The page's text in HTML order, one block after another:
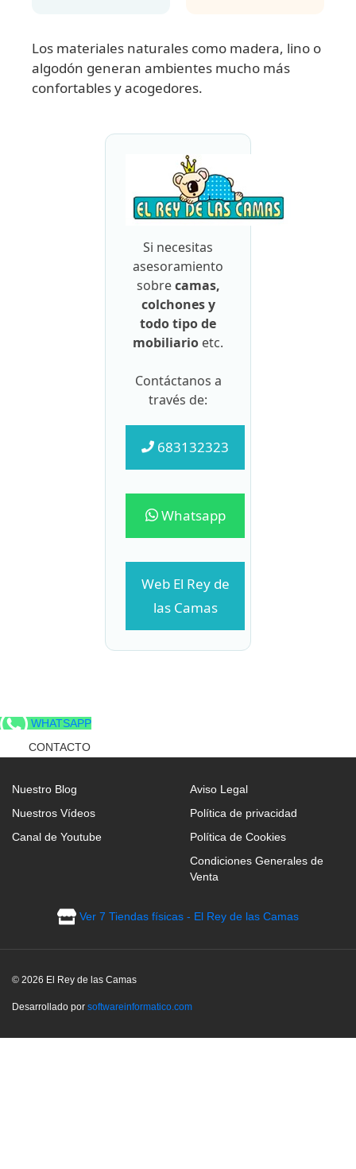
Los materiales naturales como madera, lino o
algodón generan ambientes mucho más
confortables y acogedores.
Si necesitas
asesoramiento
sobrecamas,
colchones y
todo tipo de
mobiliario etc.
Contáctanos a
través de:
683132323
Whatsapp
Web El Rey de
las Camas
WHATSAPP
CONTACTO
Nuestro Blog
Nuestros Vídeos
Canal de Youtube
Aviso Legal
Política de privacidad
Política de Cookies
Condiciones Generales de
Venta
Ver 7 Tiendas físicas - El Rey de las Camas
© 2026 El Rey de las Camas
Desarrollado por softwareinformatico.com